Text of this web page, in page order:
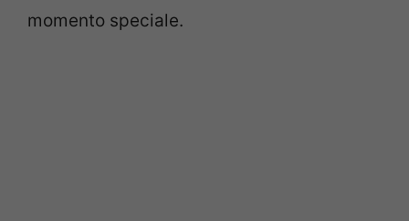
momento speciale.